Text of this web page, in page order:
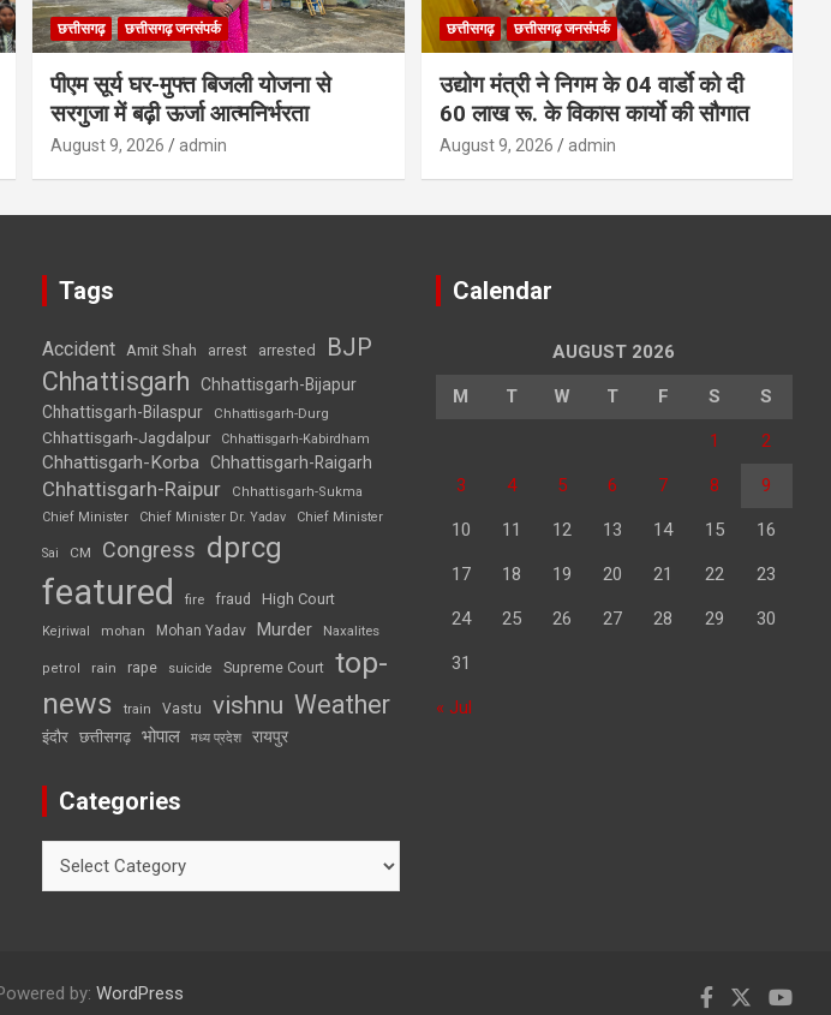
छत्तीसगढ़ छत्तीसगढ़ जनसंपर्क
पीएम सूर्य घर-मुफ्त बिजली योजना से
सरगुजा में बढ़ी ऊर्जा आत्मनिर्भरता
August 9, 2026 admin
छत्तीसगढ़ छत्तीसगढ़ जनसंपर्क
उद्योग मंत्री ने निगम के 04 वार्डाे को दी
60 लाख रू. के विकास कार्याे की सौगात
August 9, 2026 admin
Tags
Accident Amit Shah arrest arrested BJP
Chhattisgarh
Chhattisgarh-Bijapur
Chhattisgarh-Bilaspur
Chhattisgarh-Durg
Chhattisgarh-Jagdalpur Chhattisgarh-Kabirdham
Chhattisgarh-Korba Chhattisgarh-Raigarh
Chhattisgarh-Raipur
Chhattisgarh-Sukma
Chief Minister
Chief Minister Dr. Yadav Chief Minister
Sai CM Congress dprcg
featured fire fraud High Court
Kejriwal mohan Mohan Yadav Murder Naxalites
petrol rain rape suicide Supreme Court top-
news
train Vastu vishnu Weather
इंदौर छत्तीसगढ़ भोपाल मध्य प्रदेश रायपुर
Categories
Calendar
AUGUST 2026
M T W T F S S
1 2
3 4 5 6 7 8 9
10 11 12 13 14 15 16
17 18 19 20 21 22 23
24 25 26 27 28 29 30
31
« Jul
by: WordPress